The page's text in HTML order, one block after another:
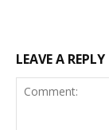
LEAVE A REPLY